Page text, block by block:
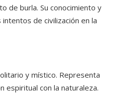
de burla. Su conocimiento y
de civilización en la
y místico. Representa
espiritual con la naturaleza.